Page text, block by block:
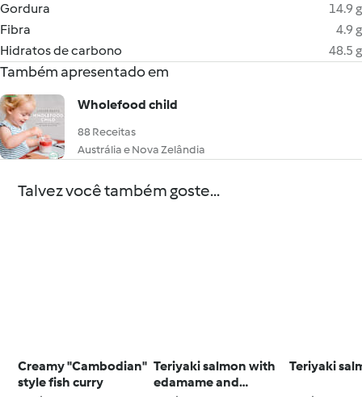
Gordura
14.9 g
Fibra
4.9 g
Hidratos de carbono
48.5 g
Também apresentado em
Wholefood child
88 Receitas
Austrália e Nova Zelândia
Talvez você também goste...
Creamy "Cambodian"
style fish curry
Teriyaki salmon with
edamame and
Teriyaki